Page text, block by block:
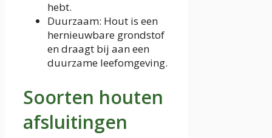
hebt.
Duurzaam: Hout is een
hernieuwbare grondstof
en draagt bij aan een
duurzame leefomgeving.
Soorten houten
afsluitingen